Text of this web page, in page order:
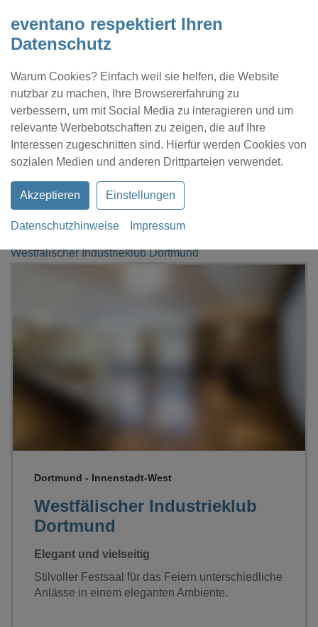
eventano respektiert Ihren
Datenschutz
Warum Cookies? Einfach weil sie helfen, die Website
nutzbar zu machen, Ihre Browsererfahrung zu
verbessern, um mit Social Media zu interagieren und um
relevante Werbebotschaften zu zeigen, die auf Ihre
Interessen zugeschnitten sind. Hierfür werden Cookies von
sozialen Medien und anderen Drittparteien verwendet.
Akzeptieren Einstellungen
Datenschutzhinweise Impressum
Kontakt Location eintragen Profil
Westfälischer Industrieklub Dortmund
Westfälischer Industrieklub
Dortmund
Dortmund - Innenstadt-West
Elegant und vielseitig
Stilvoller Festsaal für das Feiern unterschiedliche
Anlässe in einem eleganten Ambiente.